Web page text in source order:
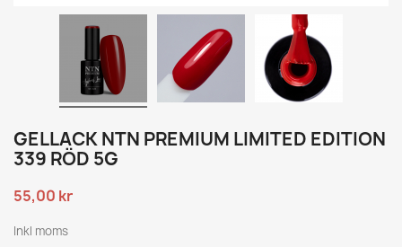
GELLACK NTN PREMIUM LIMITED EDITION
339 RÖD 5G
55,00 kr
Inkl moms